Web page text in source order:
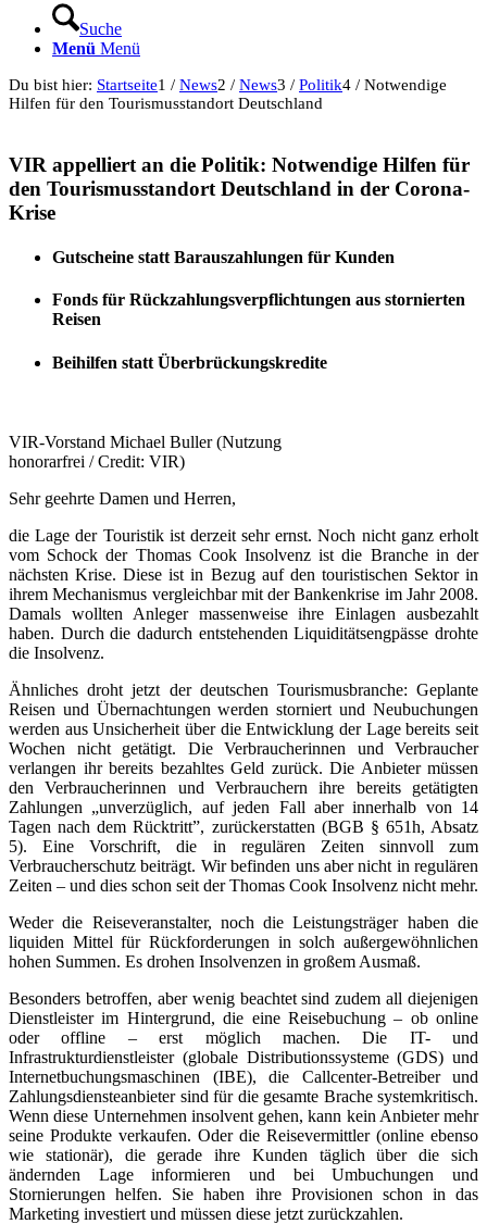
Suche
Menü Menü
Du bist hier: Startseite1 / News2 / News3 / Politik4 / Notwendige
Hilfen für den Tourismusstandort Deutschland
VIR appelliert an die Politik: Notwendige Hilfen für
den Tourismusstandort Deutschland in der Corona-
Krise
Gutscheine statt Barauszahlungen für Kunden
Fonds für Rückzahlungsverpflichtungen aus stornierten
Reisen
Beihilfen statt Überbrückungskredite
VIR-Vorstand Michael Buller (Nutzung
honorarfrei / Credit: VIR)
Sehr geehrte Damen und Herren,
die Lage der Touristik ist derzeit sehr ernst. Noch nicht ganz erholt
vom Schock der Thomas Cook Insolvenz ist die Branche in der
nächsten Krise. Diese ist in Bezug auf den touristischen Sektor in
ihrem Mechanismus vergleichbar mit der Bankenkrise im Jahr 2008.
Damals wollten Anleger massenweise ihre Einlagen ausbezahlt
haben. Durch die dadurch entstehenden Liquiditätsengpässe drohte
die Insolvenz.
Ähnliches droht jetzt der deutschen Tourismusbranche: Geplante
Reisen und Übernachtungen werden storniert und Neubuchungen
werden aus Unsicherheit über die Entwicklung der Lage bereits seit
Wochen nicht getätigt. Die Verbraucherinnen und Verbraucher
verlangen ihr bereits bezahltes Geld zurück. Die Anbieter müssen
den Verbraucherinnen und Verbrauchern ihre bereits getätigten
Zahlungen „unverzüglich, auf jeden Fall aber innerhalb von 14
Tagen nach dem Rücktritt”, zurückerstatten (BGB § 651h, Absatz
5). Eine Vorschrift, die in regulären Zeiten sinnvoll zum
Verbraucherschutz beiträgt. Wir befinden uns aber nicht in regulären
Zeiten – und dies schon seit der Thomas Cook Insolvenz nicht mehr.
Weder die Reiseveranstalter, noch die Leistungsträger haben die
liquiden Mittel für Rückforderungen in solch außergewöhnlichen
hohen Summen. Es drohen Insolvenzen in großem Ausmaß.
Besonders betroffen, aber wenig beachtet sind zudem all diejenigen
Dienstleister im Hintergrund, die eine Reisebuchung – ob online
oder offline – erst möglich machen. Die IT- und
Infrastrukturdienstleister (globale Distributionssysteme (GDS) und
Internetbuchungsmaschinen (IBE), die Callcenter-Betreiber und
Zahlungsdiensteanbieter sind für die gesamte Brache systemkritisch.
Wenn diese Unternehmen insolvent gehen, kann kein Anbieter mehr
seine Produkte verkaufen. Oder die Reisevermittler (online ebenso
wie stationär), die gerade ihre Kunden täglich über die sich
ändernden Lage informieren und bei Umbuchungen und
Stornierungen helfen. Sie haben ihre Provisionen schon in das
Marketing investiert und müssen diese jetzt zurückzahlen.